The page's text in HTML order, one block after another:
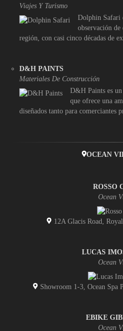
Viajes Y Turismo
Dolphin Safari
observación de
región, con casi cinco décadas de
D&H PAINTS
Materiales De Construcción
D&H Paints es
que ofrece una
diseñados tanto para comerciantes
OCEAN
ROSSO
Ocean
12A Glacis Road,
LUCAS
Ocean
Showroom 1-3, Ocean Spa
EBIKE
Ocean